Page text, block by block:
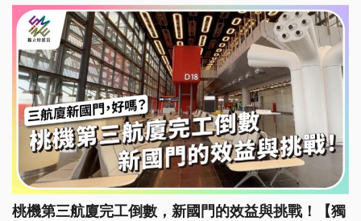
桃機第三航廈完工倒數，新國門的效益與挑戰！【獨